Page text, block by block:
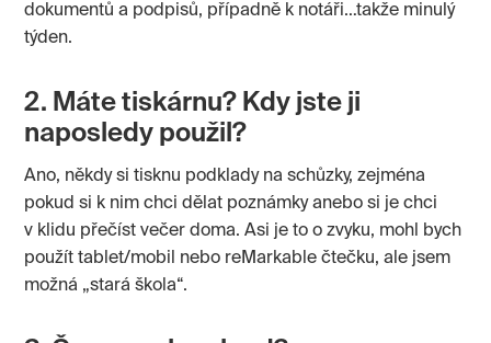
dokumentů a podpisů, případně k notáři…takže minulý
týden.
2. Máte tiskárnu? Kdy jste ji
naposledy použil?
Ano, někdy si tisknu podklady na schůzky, zejména
pokud si k nim chci dělat poznámky anebo si je chci
v klidu přečíst večer doma. Asi je to o zvyku, mohl bych
použít tablet/mobil nebo reMarkable čtečku, ale jsem
možná „stará škola“.